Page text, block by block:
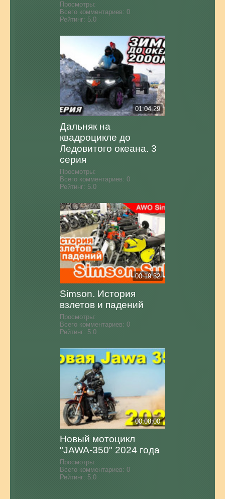
Просмотры:
Всего комментариев: 0
Рейтинг: 5.0
01:04:29
Дальняк на
квадроцикле до
Ледовитого океана. 3
серия
Просмотры:
Всего комментариев: 0
Рейтинг: 5.0
00:19:32
Simson. История
взлетов и падений
Просмотры:
Всего комментариев: 0
Рейтинг: 5.0
00:08:00
Новый мотоцикл
"JAWA-350" 2024 года
Просмотры:
Всего комментариев: 0
Рейтинг: 5.0